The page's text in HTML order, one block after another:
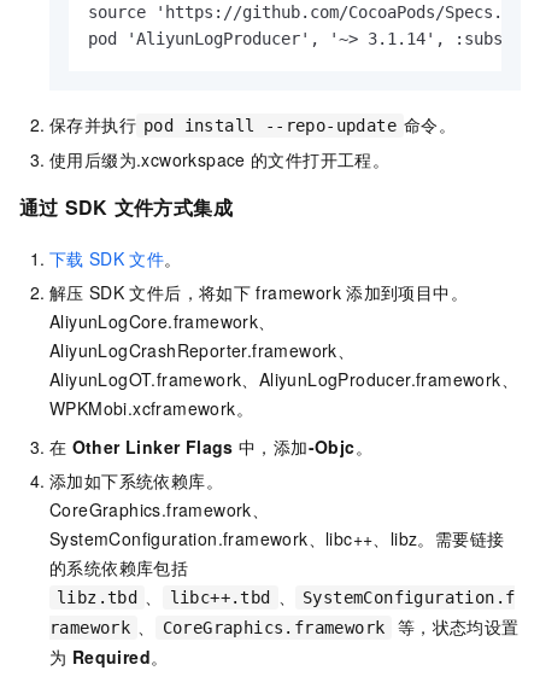
source 'https://github.com/CocoaPods/Specs.git'
pod 'AliyunLogProducer', '~> 3.1.14',
保存并执行 pod install --repo-update 命令。
使用后缀为.xcworkspace 的文件打开工程。
通过 SDK 文件方式集成
下载 SDK 文件。
解压 SDK 文件后，将如下 framework 添加到项目中。
AliyunLogCore.framework、
AliyunLogCrashReporter.framework、
AliyunLogOT.framework、AliyunLogProducer.framework、
WPKMobi.xcframework。
在 Other Linker Flags 中，添加-Objc。
添加如下系统依赖库。
CoreGraphics.framework、
SystemConfiguration.framework、libc++、libz。需要链接
的系统依赖库包括
libz.tbd libc++.tbd
SystemConfiguration.f
ramework
CoreGraphics.framework
等，状态均设置
为 Required。